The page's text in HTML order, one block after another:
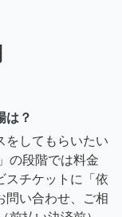
は？
をしてもらいたい
の段階では料金
スチケットに「依
問い合わせ、ご相